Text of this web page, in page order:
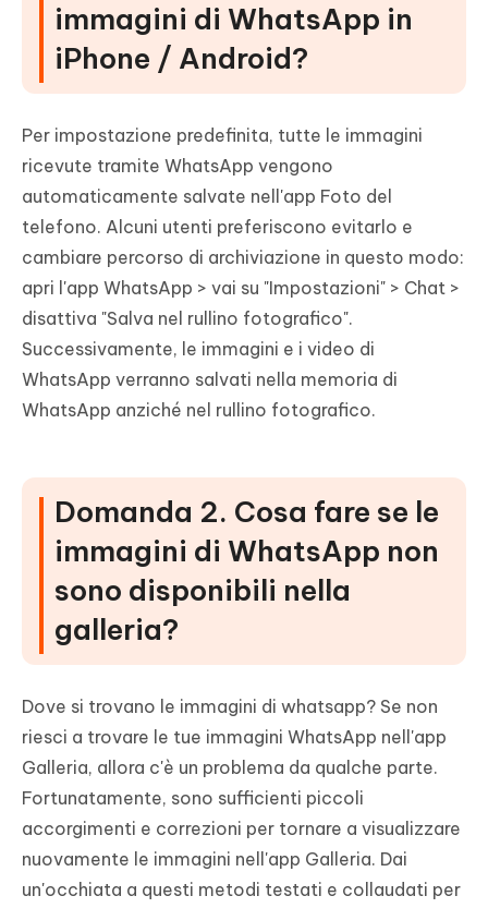
immagini di WhatsApp in
iPhone / Android?
Per impostazione predefinita, tutte le immagini
ricevute tramite WhatsApp vengono
automaticamente salvate nell'app Foto del
telefono. Alcuni utenti preferiscono evitarlo e
cambiare percorso di archiviazione in questo modo:
apri l'app WhatsApp > vai su "Impostazioni" > Chat >
disattiva "Salva nel rullino fotografico".
Successivamente, le immagini e i video di
WhatsApp verranno salvati nella memoria di
WhatsApp anziché nel rullino fotografico.
Domanda 2. Cosa fare se le
immagini di WhatsApp non
sono disponibili nella
galleria?
Dove si trovano le immagini di whatsapp? Se non
riesci a trovare le tue immagini WhatsApp nell'app
Galleria, allora c'è un problema da qualche parte.
Fortunatamente, sono sufficienti piccoli
accorgimenti e correzioni per tornare a visualizzare
nuovamente le immagini nell'app Galleria. Dai
un'occhiata a questi metodi testati e collaudati per